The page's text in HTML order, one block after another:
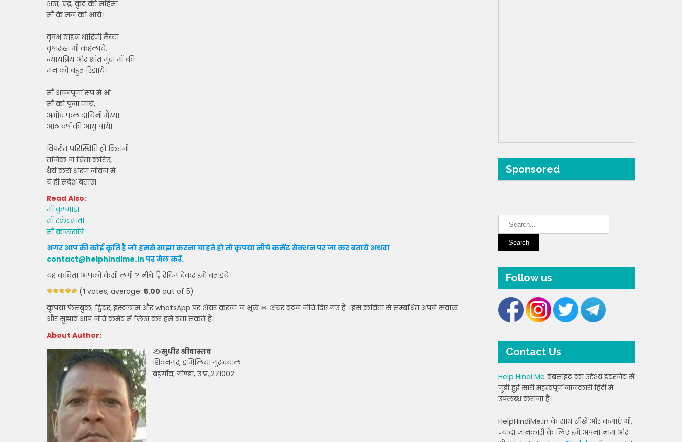
शंख, चंद्र, कुंद की महिमा
माँ के मन को भाये।
वृषभ वाहन धारिणी मैय्या
वृषारूढ़ा भी कहलाये,
न्यायप्रिय और शांत मुद्रा माँ की
मन को बहुत रिझाये।
माँ अन्नपूर्णा रूप में भी
माँ को पूजा जाये,
अमोघ फल दायिनी मैय्या
आठ वर्ष की आयु पाये।
विपरीत परिस्थिति हो कितनी
तनिक न चिंता करिए,
धैर्य करो धारण जीवन में
ये ही संदेश बताए।
Read Also:
माँ कुष्मांडा
माँ स्कंदमाता
माँ कालरात्रि
अगर आप की कोई कृति है जो हमसे साझा करना चाहते हो तो कृपया नीचे कमेंट सेक्शन पर जा कर बताये अथवा
contact@helphindime.in पर मेल करें.
यह कविता आपको कैसी लगी ? नीचे 👇 रेटिंग देकर हमें बताइये।
(1 votes, average: 5.00 out of 5)
कृपया फेसबुक, ट्विटर, इंस्टाग्राम और whatsApp पर शेयर करना न भूले 🙏 शेयर बटन नीचे दिए गए हैं । इस कविता से सम्बंधित अपने सवाल
और सुझाव आप नीचे कमेंट में लिख कर हमे बता सकते हैं।
About Author:
✍सुधीर श्रीवास्तव
शिवनगर, इमिलिया गुरूदयाल
बड़गाँव, गोण्डा, उ.प्र.,271002
Sponsored
Follow us
Contact Us
Help Hindi Me वेबसाइट का उद्देश्य इंटरनेट से
जुड़ी हुई सारी महत्वपूर्ण जानकारी हिंदी में
उपलब्ध कराना है।
HelpHindiMe.In के साथ सीखें और कमाएं भी,
ज्यादा जानकारी के लिए हमें अपना नाम और